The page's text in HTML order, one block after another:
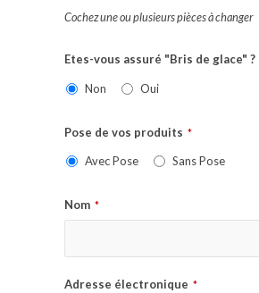
Cochez une ou plusieurs pièces à changer
Etes-vous assuré "Bris de glace" ?
Non Oui
Pose de vos produits *
Avec Pose Sans Pose
Nom *
Adresse électronique *